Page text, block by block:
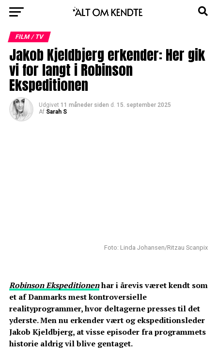
FILM / TV
Jakob Kjeldbjerg erkender: Her gik
vi for langt i Robinson
Ekspeditionen
Udgivet 11 måneder siden d. 15. september 2025
Af Sarah S
Foto: Linda Johansen/Ritzau Scanpix
Robinson Ekspeditionenhar i årevis været kendt som
et af Danmarks mest kontroversielle
realityprogrammer, hvor deltagerne presses til det
yderste. Men nu erkender vært og ekspeditionsleder
Jakob Kjeldbjerg, at visse episoder fra programmets
historie aldrig vil blive gentaget.